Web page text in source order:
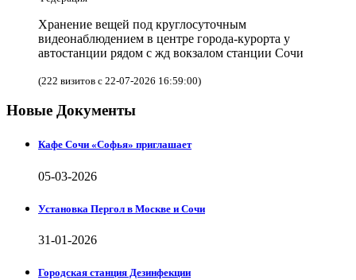
Хранение вещей под круглосуточным
видеонаблюдением в центре города-курорта у
автостанции рядом с жд вокзалом станции Сочи
(222 визитов с 22-07-2026 16:59:00)
Новые Документы
Кафе Сочи «Софья» приглашает
05-03-2026
Установка Пергол в Москве и Сочи
31-01-2026
Городская станция Дезинфекции